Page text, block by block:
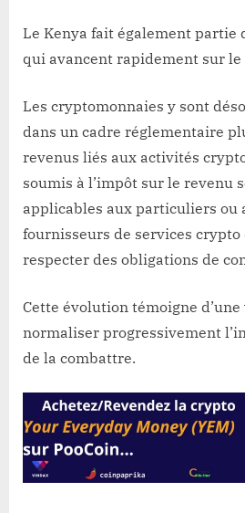
Le Kenya fait également partie
qui avancent rapidement sur le
Les cryptomonnaies y sont
dans un cadre réglementaire
revenus liés aux activités
soumis à l’impôt sur le revenu
applicables aux particuliers ou
fournisseurs de services
respecter des obligations de
Cette évolution témoigne
normaliser progressivement
de la combattre.